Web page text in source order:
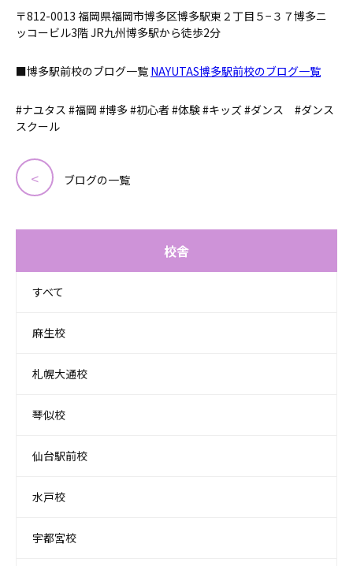
〒812-0013 福岡県福岡市博多区博多駅東２丁目５−３７博多ニ
ッコービル3階 JR九州博多駅から徒歩2分
■博多駅前校のブログ一覧 NAYUTAS博多駅前校のブログ一覧
#ナユタス #福岡 #博多 #初心者 #体験 #キッズ #ダンス #ダンス
スクール
ブログの一覧
校舎
すべて
麻生校
札幌大通校
琴似校
仙台駅前校
水戸校
宇都宮校